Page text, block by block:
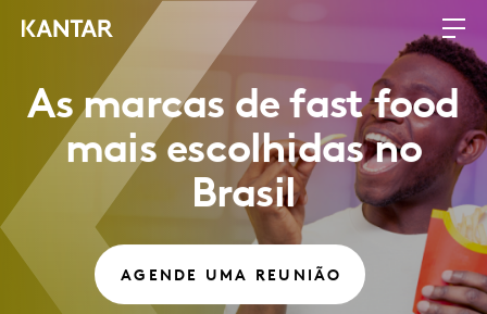
As marcas de fast food
mais escolhidas no
Brasil
AGENDE UMA REUNIÃO